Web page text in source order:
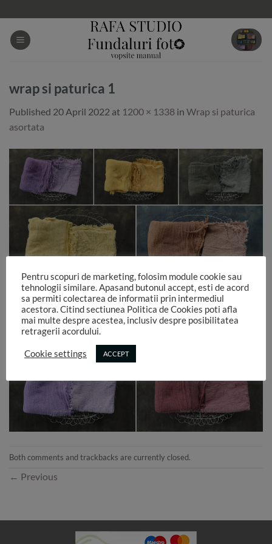
to
content
wrap si paturica 1
Published 20 April 2022 at 1200 × 1338 in Wrap si paturica
asortata
Both comments and trackbacks are currently closed.
← Previous
Pentru scopuri de marketing, folosim module cookie sau
tehnologii similare. Apasand butonul accept, esti de acord
sa permiti colectarea de informatii prin intermediul
acestora. Citind sectiunea Politica de Cookies poti afla
mai multe despre acestea, inclusiv despre posibilitatea
retragerii acordului.
Cookie settings ACCEPT